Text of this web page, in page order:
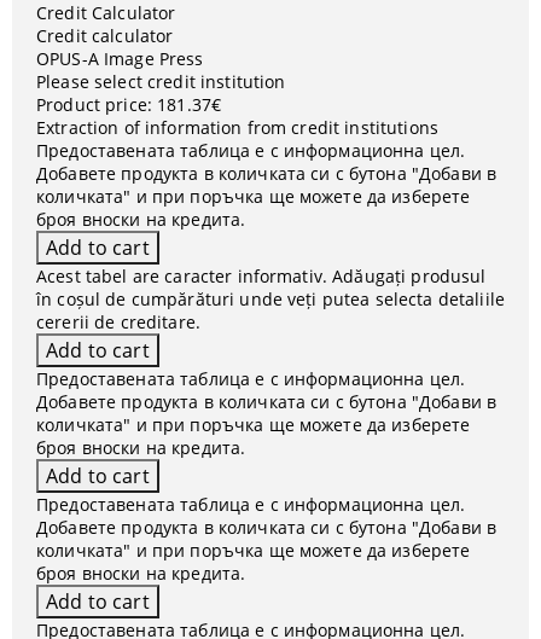
Credit Calculator
Credit calculator
OPUS-A Image Press
Please select credit institution
Product price: 181.37€
Extraction of information from credit institutions
Предоставената таблица е с информационна цел.
Добавете продукта в количката си с бутона "Добави в
количката" и при поръчка ще можете да изберете
броя вноски на кредита.
Acest tabel are caracter informativ. Adăugați produsul
în coșul de cumpărături unde veți putea selecta detaliile
cererii de creditare.
Предоставената таблица е с информационна цел.
Добавете продукта в количката си с бутона "Добави в
количката" и при поръчка ще можете да изберете
броя вноски на кредита.
Предоставената таблица е с информационна цел.
Добавете продукта в количката си с бутона "Добави в
количката" и при поръчка ще можете да изберете
броя вноски на кредита.
Предоставената таблица е с информационна цел.